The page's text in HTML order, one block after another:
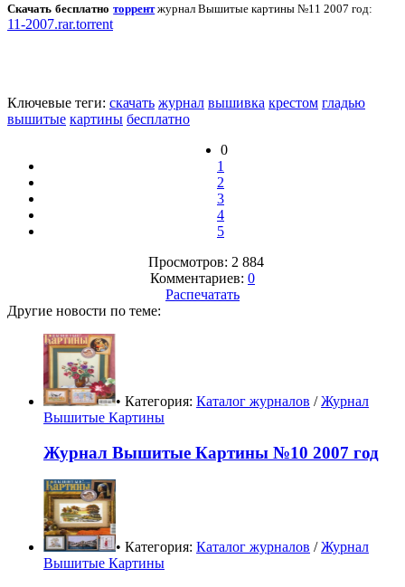
Скачать бесплатноторрентжурнал Вышитые картины №11 2007 год:
11-2007.rar.torrent
Ключевые теги: скачать журнал вышивка крестом гладью
вышитые картины бесплатно
0
1
2
3
4
5
Просмотров: 2 884
Комментариев: 0
Распечатать
Другие новости по теме:
• Категория: Каталог журналов /Журнал
Вышитые Картины
Журнал Вышитые Картины №10 2007 год
• Категория: Каталог журналов /Журнал
Вышитые Картины